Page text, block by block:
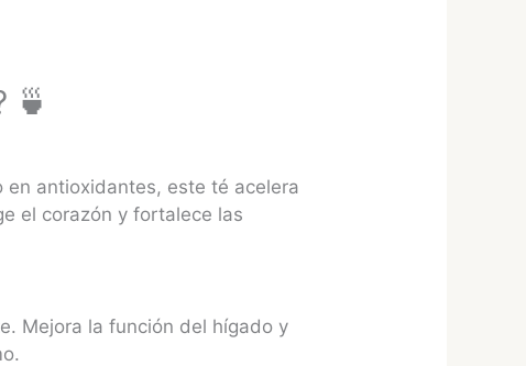
🍵
en antioxidantes, este té acelera
el corazón y fortalece las
Mejora la función del hígado y